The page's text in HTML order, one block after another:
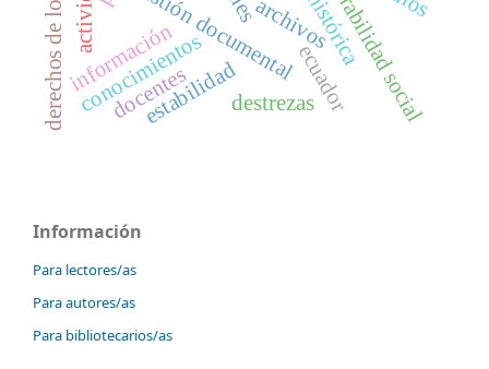
gestión documental
archivos
información ecuador
conocimientos
estabilidad
docentes destrezas
Información
Para lectores/as
Para autores/as
Para bibliotecarios/as